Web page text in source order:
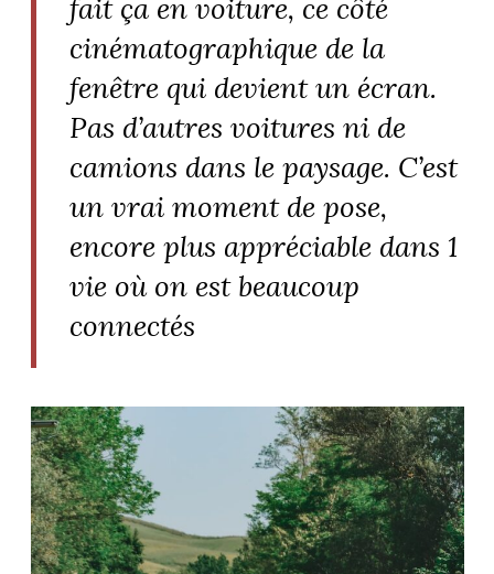
fait ça en voiture, ce côté
cinématographique de la
fenêtre qui devient un écran.
Pas d’autres voitures ni de
camions dans le paysage. C’est
un vrai moment de pose,
encore plus appréciable dans 1
vie où on est beaucoup
connectés